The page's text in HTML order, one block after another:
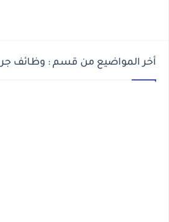
أخر المواضيع من قسم : وظائف